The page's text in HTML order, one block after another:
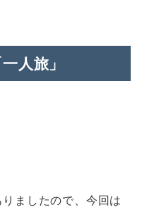
人旅」
ましたので、今回は